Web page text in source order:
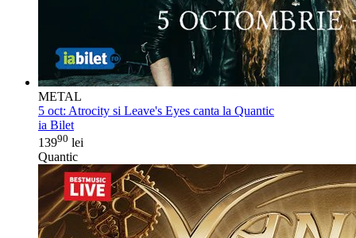
METAL
5 oct: Atrocity si Leave's Eyes canta la Quantic
ia Bilet
13990 lei
Quantic